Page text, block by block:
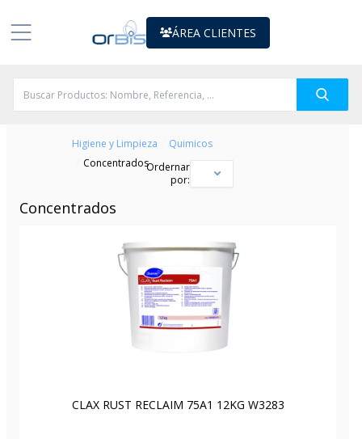
ÁREA CLIENTES
Higiene y Limpieza Quimicos
ConcentradosOrdernar
por:
Concentrados
CLAX RUST RECLAIM 75A1 12KG W3283